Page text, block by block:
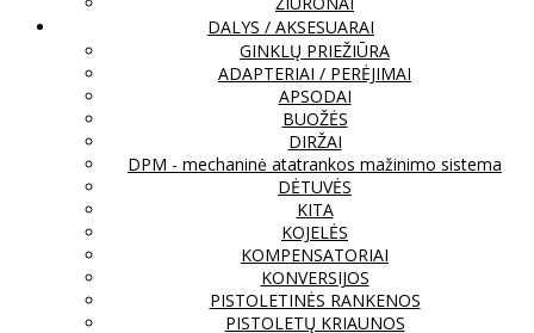
DALYS / AKSESUARAI
GINKLŲ PRIEŽIŪRA
ADAPTERIAI / PERĖJIMAI
APSODAI
BUOŽĖS
DIRŽAI
DPM - mechaninė atatrankos mažinimo sistema
DĖTUVĖS
KITA
KOJELĖS
KOMPENSATORIAI
KONVERSIJOS
PISTOLETINĖS RANKENOS
PISTOLETŲ KRIAUNOS